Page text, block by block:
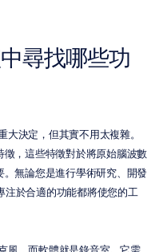
尋找哪些功
大決定，但其實不用太複雜。
，這些特徵對於將原始腦波數
無論您是進行學術研究、開發
注於合適的功能都將使您的工